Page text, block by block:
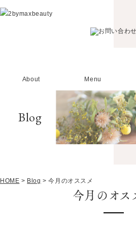
About Menu
Blog
HOME > Blog >今月のオススメ
今月のオス